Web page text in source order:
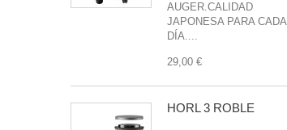
AUGER.CALIDAD
JAPONESA PARA CADA
DÍA....
29,00 €
HORL 3 ROBLE